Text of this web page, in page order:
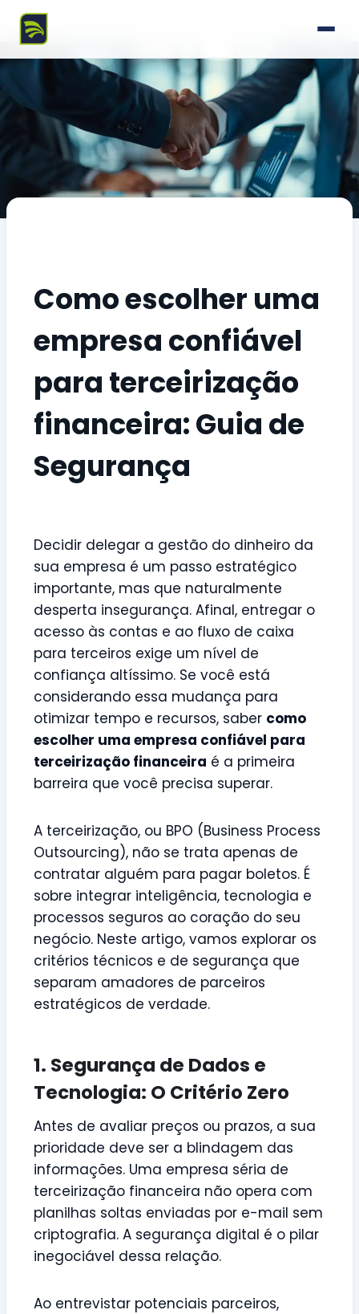
Como escolher uma
empresa confiável
para terceirização
financeira: Guia de
Segurança
Decidir delegar a gestão do dinheiro da
sua empresa é um passo estratégico
importante, mas que naturalmente
desperta insegurança. Afinal, entregar o
acesso às contas e ao fluxo de caixa
para terceiros exige um nível de
confiança altíssimo. Se você está
considerando essa mudança para
otimizar tempo e recursos, saber como
escolher uma empresa confiável para
terceirização financeira é a primeira
barreira que você precisa superar.
A terceirização, ou BPO (Business Process
Outsourcing), não se trata apenas de
contratar alguém para pagar boletos. É
sobre integrar inteligência, tecnologia e
processos seguros ao coração do seu
negócio. Neste artigo, vamos explorar os
critérios técnicos e de segurança que
separam amadores de parceiros
estratégicos de verdade.
1. Segurança de Dados e
Tecnologia: O Critério Zero
Antes de avaliar preços ou prazos, a sua
prioridade deve ser a blindagem das
informações. Uma empresa séria de
terceirização financeira não opera com
planilhas soltas enviadas por e-mail sem
criptografia. A segurança digital é o pilar
inegociável dessa relação.
Ao entrevistar potenciais parceiros,